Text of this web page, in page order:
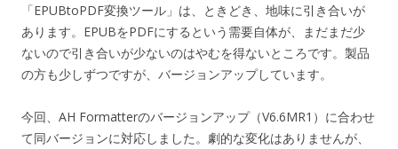
「EPUBtoPDF変換ツール」は、ときどき、地味に引き合いが
あります。EPUBをPDFにするという需要自体が、まだまだ少
ないので引き合いが少ないのはやむを得ないところです。製品
の方も少しずつですが、バージョンアップしています。
今回、AH Formatterのバージョンアップ（V6.6MR1）に合わせ
て同バージョンに対応しました。劇的な変化はありませんが、